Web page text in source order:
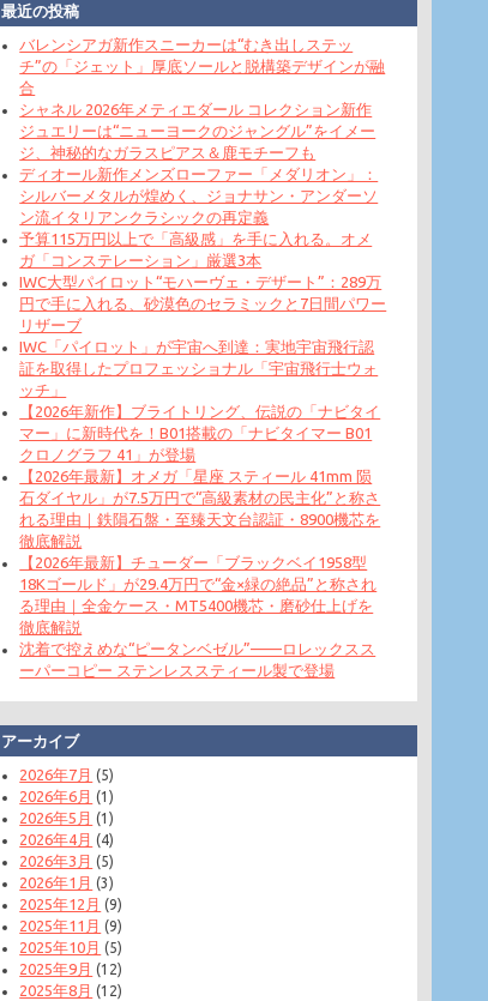
最近の投稿
バレンシアガ新作スニーカーは“むき出しステッ
チ”の「ジェット」厚底ソールと脱構築デザインが融
合
シャネル 2026年メティエダール コレクション新作
ジュエリーは“ニューヨークのジャングル”をイメー
ジ、神秘的なガラスピアス＆鹿モチーフも
ディオール新作メンズローファー「メダリオン」：
シルバーメタルが煌めく、ジョナサン・アンダーソ
ン流イタリアンクラシックの再定義
予算115万円以上で「高級感」を手に入れる。オメ
ガ「コンステレーション」厳選3本
IWC大型パイロット“モハーヴェ・デザート”：289万
円で手に入れる、砂漠色のセラミックと7日間パワー
リザーブ
IWC「パイロット」が宇宙へ到達：実地宇宙飛行認
証を取得したプロフェッショナル「宇宙飛行士ウォ
ッチ」
【2026年新作】ブライトリング、伝説の「ナビタイ
マー」に新時代を！B01搭載の「ナビタイマー B01
クロノグラフ 41」が登場
【2026年最新】オメガ「星座 スティール 41mm 陨
石ダイヤル」が7.5万円で“高級素材の民主化”と称さ
れる理由｜鉄隕石盤・至臻天文台認証・8900機芯を
徹底解説
【2026年最新】チューダー「ブラックベイ1958型
18Kゴールド」が29.4万円で“金×緑の絶品”と称され
る理由｜全金ケース・MT5400機芯・磨砂仕上げを
徹底解説
沈着で控えめな“ピータンベゼル”——ロレックスス
ーパーコピー ステンレススティール製で登場
アーカイブ
2026年7月 (5)
2026年6月 (1)
2026年5月 (1)
2026年4月 (4)
2026年3月 (5)
2026年1月 (3)
2025年12月 (9)
2025年11月 (9)
2025年10月 (5)
2025年9月 (12)
2025年8月 (12)